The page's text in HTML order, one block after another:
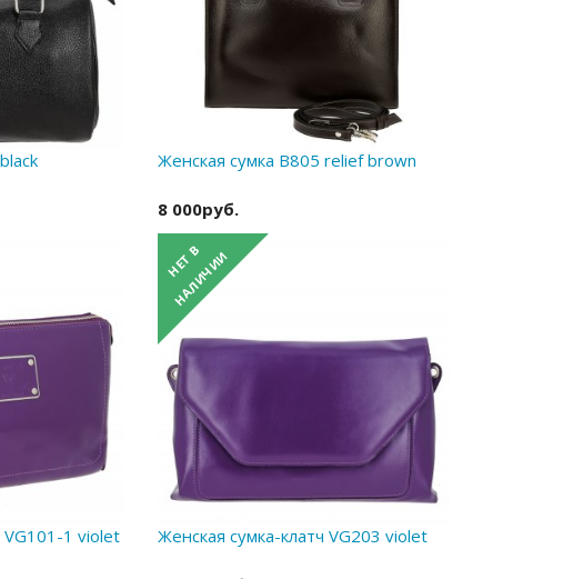
Женская сумка B805 relief brown
8 000руб.
VG101-1 violet Женская сумка-клатч VG203 violet